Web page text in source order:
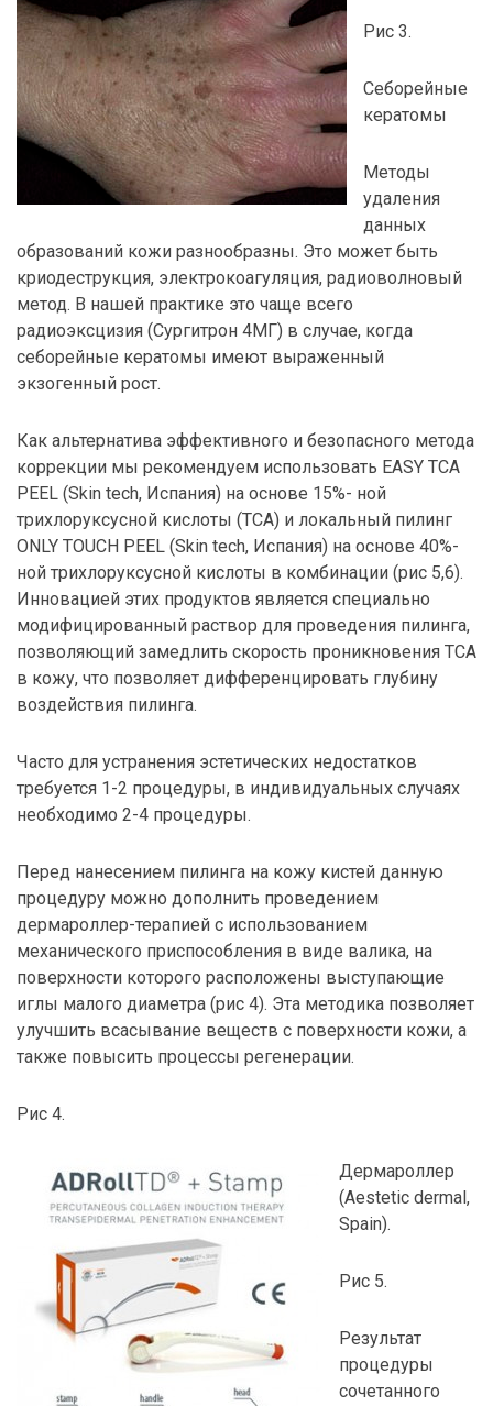
Рис 3.
Себорейные
кератомы
Методы
удаления
данных
образований кожи разнообразны. Это может быть
криодеструкция, электрокоагуляция, радиоволновый
метод. В нашей практике это чаще всего
радиоэксцизия (Сургитрон 4МГ) в случае, когда
себорейные кератомы имеют выраженный
экзогенный рост.
Как альтернатива эффективного и безопасного метода
коррекции мы рекомендуем использовать EASY ТСА
PEEL (Skin tech, Испания) на основе 15%- ной
трихлоруксусной кислоты (ТСА) и локальный пилинг
ONLY TOUCH PEEL (Skin tech, Испания) на основе 40%-
ной трихлоруксусной кислоты в комбинации (рис 5,6).
Инновацией этих продуктов является специально
модифицированный раствор для проведения пилинга,
позволяющий замедлить скорость проникновения ТСА
в кожу, что позволяет дифференцировать глубину
воздействия пилинга.
Часто для устранения эстетических недостатков
требуется 1-2 процедуры, в индивидуальных случаях
необходимо 2-4 процедуры.
Перед нанесением пилинга на кожу кистей данную
процедуру можно дополнить проведением
дермароллер-терапией с использованием
механического приспособления в виде валика, на
поверхности которого расположены выступающие
иглы малого диаметра (рис 4). Эта методика позволяет
улучшить всасывание веществ с поверхности кожи, а
также повысить процессы регенерации.
Рис 4.
Дермароллер
(Aestetic dermal,
Spain).
Рис 5.
Результат
процедуры
сочетанного